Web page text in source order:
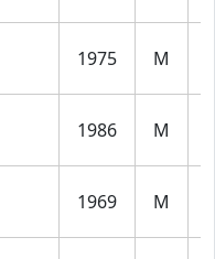
1975 M
1986 M
1969 M